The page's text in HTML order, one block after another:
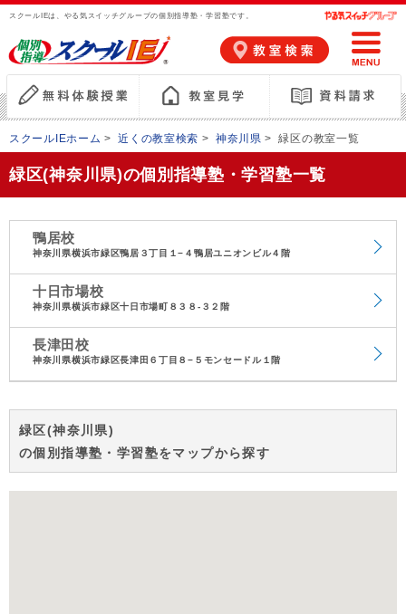
スクールIEは、やる気スイッチグループの個別指導塾・学習塾です。
スクールIEホーム > 近くの教室検索 > 神奈川県 >緑区の教室一覧
緑区(神奈川県)の個別指導塾・学習塾一覧
鴨居校
神奈川県横浜市緑区鴨居３丁目１−４鴨居ユニオンビル４階
十日市場校
神奈川県横浜市緑区十日市場町８３８‐３２階
長津田校
神奈川県横浜市緑区長津田６丁目８−５モンセードル１階
緑区(神奈川県)
の個別指導塾・学習塾をマップから探す